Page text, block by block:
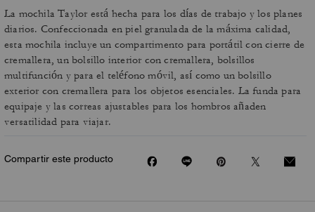
La mochila Taylor está hecha para los días de trabajo y los planes
diarios. Confeccionada en piel granulada de la máxima calidad,
esta mochila incluye un compartimento para portátil con cierre de
cremallera, un bolsillo interior con cremallera, bolsillos
multifunción y para el teléfono móvil, así como un bolsillo
exterior con cremallera para los objetos esenciales. La funda para
equipaje y las correas ajustables para los hombros añaden
versatilidad para viajar.
Compartir este producto